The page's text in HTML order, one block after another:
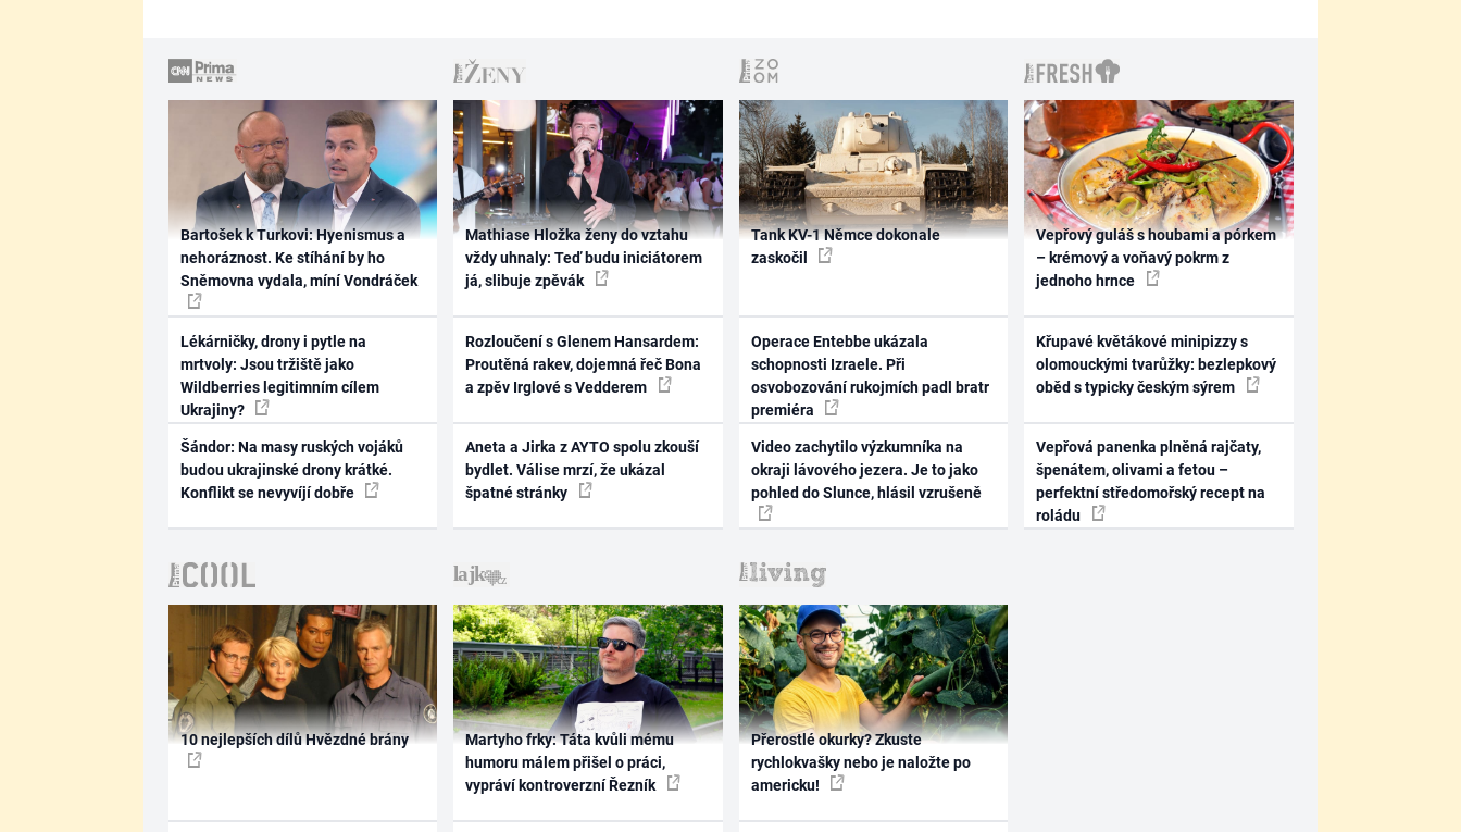
Bartošek k Turkovi: Hyenismus a
nehoráznost. Ke stíhání by ho
Sněmovna vydala, míní Vondráček
Lékárničky, drony i pytle na
mrtvoly: Jsou tržiště jako
Wildberries legitimním cílem
Ukrajiny?
Šándor: Na masy ruských vojáků
budou ukrajinské drony krátké.
Konflikt se nevyvíjí dobře
Mathiase Hložka ženy do vztahu
vždy uhnaly: Teď budu iniciátorem
já, slibuje zpěvák
Rozloučení s Glenem Hansardem:
Proutěná rakev, dojemná řeč Bona
a zpěv Irglové s Vedderem
Aneta a Jirka z AYTO spolu zkouší
bydlet. Válise mrzí, že ukázal
špatné stránky
Tank KV-1 Němce dokonale
zaskočil
Operace Entebbe ukázala
schopnosti Izraele. Při
osvobozování rukojmích padl bratr
premiéra
Video zachytilo výzkumníka na
okraji lávového jezera. Je to jako
pohled do Slunce, hlásil vzrušeně
Vepřový guláš s houbami a pórkem
– krémový a voňavý pokrm z
jednoho hrnce
Křupavé květákové minipizzy s
olomouckými tvarůžky: bezlepkový
oběd s typicky českým sýrem
Vepřová panenka plněná rajčaty,
špenátem, olivami a fetou –
perfektní středomořský recept na
roládu
10 nejlepších dílů Hvězdné brány
Martyho frky: Táta kvůli mému
humoru málem přišel o práci,
vypráví kontroverzní Řezník
Přerostlé okurky? Zkuste
rychlokvašky nebo je naložte po
americku!